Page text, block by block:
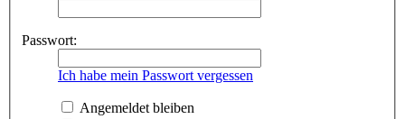
Passwort:
Ich habe mein Passwort vergessen
Angemeldet bleiben